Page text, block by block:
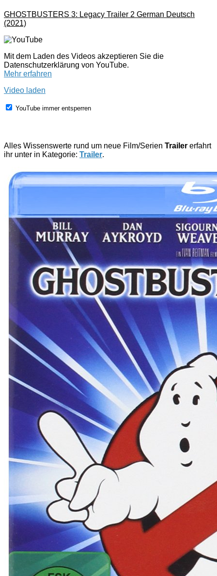
GHOSTBUSTERS 3: Legacy Trailer 2 German Deutsch
(2021)
Mit dem Laden des Videos akzeptieren Sie die
Datenschutzerklärung von YouTube.
Mehr erfahren
Video laden
YouTube immer entsperren
Alles Wissenswerte rund um neue Film/Serien Trailer erfahrt
ihr unter in Kategorie: Trailer.